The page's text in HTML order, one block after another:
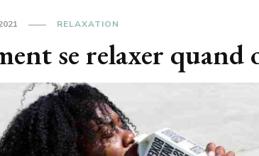
RELAXATION
se relaxer quand